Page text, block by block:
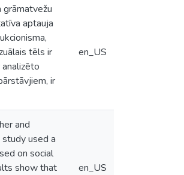
aptauja
tēls ir
ir
en_US
and
used a
on social
show that
en_US